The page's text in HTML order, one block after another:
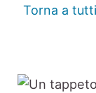
Torna a